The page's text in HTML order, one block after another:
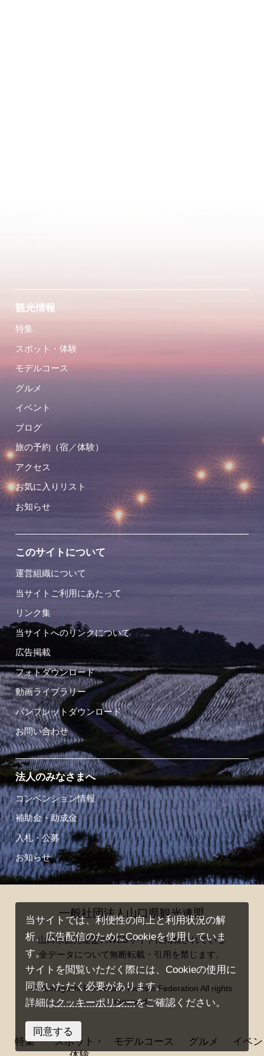
観光情報
特集
スポット・体験
モデルコース
グルメ
イベント
ブログ
旅の予約（宿／体験）
アクセス
お気に入りリスト
お知らせ
このサイトについて
運営組織について
当サイトご利用にあたって
リンク集
当サイトへのリンクについて
広告掲載
フォトダウンロード
動画ライブラリー
パンフレットダウンロード
お問い合わせ
法人のみなさまへ
コンベンション情報
補助金・助成金
入札・公募
お知らせ
一般社団法人山口県観光連盟
山口県観光連盟のWEBサイトに掲載されている
全データについて無断転載・引用を禁じます。
© Yamaguchi Prefectural Tourism Federation All rights
reserved.
特集
スポット・
モデルコース グルメ イベ
当サイトでは、利便性の向上と利用状況の解
析、広告配信のためにCookieを使用していま
す。
サイトを閲覧いただく際には、Cookieの使用に
同意いただく必要があります。
詳細はクッキーポリシーをご確認ください。
同意する